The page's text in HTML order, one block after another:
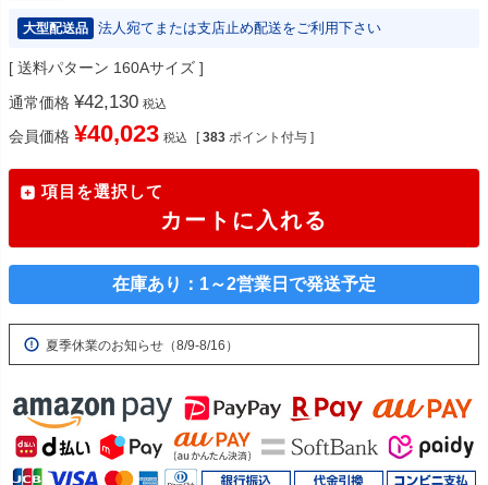
大型配送品 法人宛てまたは支店止め配送をご利用下さい
送料パターン 160Aサイズ
通常価格 ¥42,130 税込
会員価格 ¥40,023 税込 [ 383 ポイント付与 ]
項目を選択して
カートに入れる
在庫あり：1～2営業日で発送予定
夏季休業のお知らせ（8/9-8/16）